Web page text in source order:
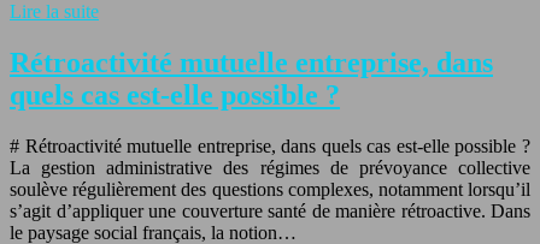
Lire la suite
Rétroactivité mutuelle entreprise, dans
quels cas est-elle possible ?
# Rétroactivité mutuelle entreprise, dans quels cas est-elle possible ?
La gestion administrative des régimes de prévoyance collective
soulève régulièrement des questions complexes, notamment lorsqu’il
s’agit d’appliquer une couverture santé de manière rétroactive. Dans
le paysage social français, la notion…